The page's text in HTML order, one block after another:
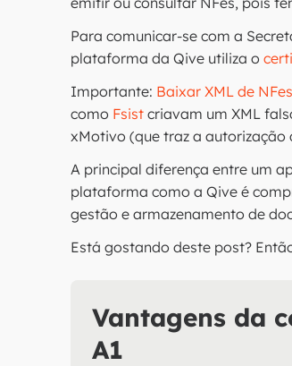
Para comunicar-se com a
plataforma da Qive utiliza o
Importante: Baixar XML de NFes
como Fsistcriavam um XML
xMotivo (que traz a autorização
A principal diferença entre um
plataforma como a Qive é
gestão e armazenamento de
Está gostando deste post?
Vantagens da
A1